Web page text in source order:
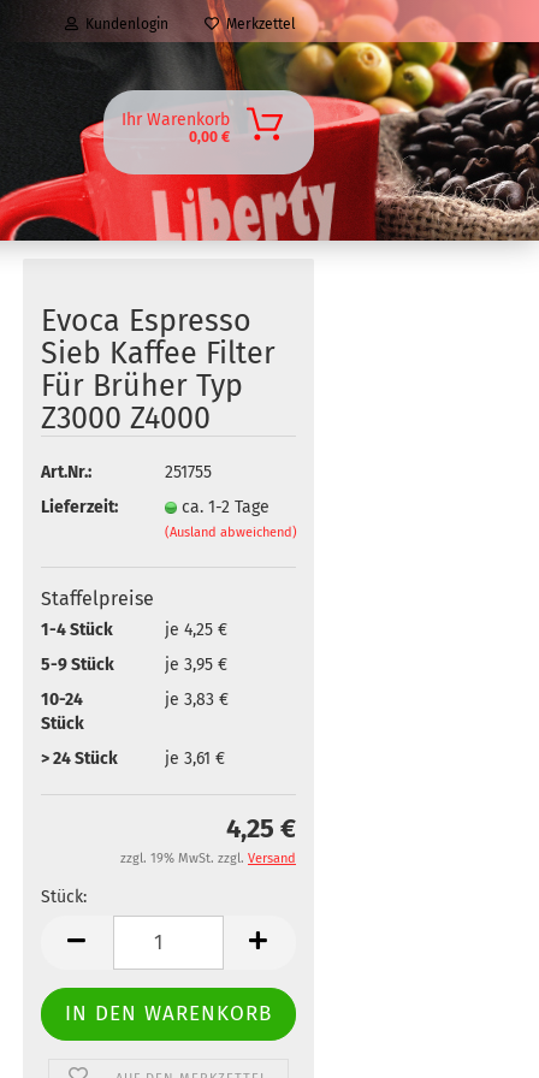
Kundenlogin Merkzettel
Ihr Warenkorb
0,00 €
Evoca Espresso
Sieb Kaffee Filter
Für Brüher Typ
Z3000 Z4000
Art.Nr.:
251755
Lieferzeit:
ca. 1-2 Tage
(Ausland abweichend)
Staffelpreise
1-4 Stück
je 4,25 €
5-9 Stück
je 3,95 €
10-24
Stück
je 3,83 €
> 24 Stück je 3,61 €
4,25 €
zzgl. 19% MwSt. zzgl. Versand
Stück:
Stück